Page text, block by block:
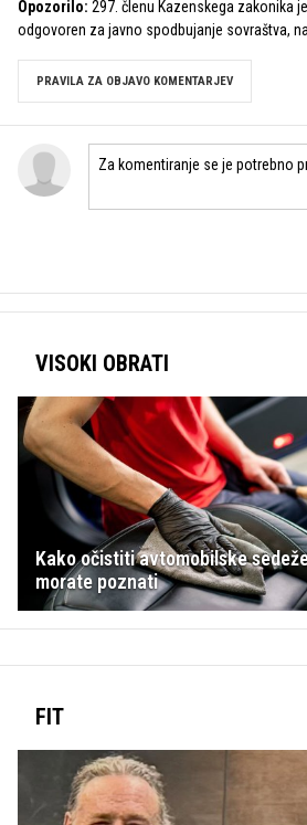
Opozorilo: 297. členu Kazenskega zakonika
odgovoren za javno spodbujanje sovraštva,
PRAVILA ZA OBJAVO KOMENTARJEV
VISOKI OBRATI
Kako očistiti avtomobilske
morate poznati
FIT